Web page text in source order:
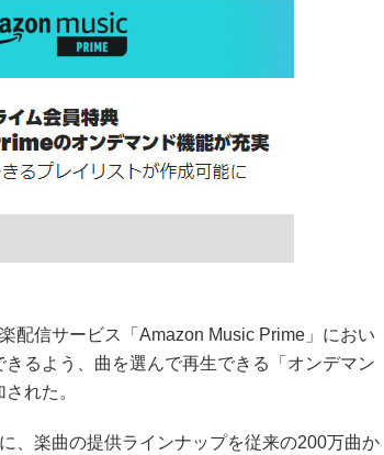
配信サービス「Amazon Music Prime」におい
るよう、曲を選んで再生できる「オンデマン
れた。
、楽曲の提供ラインナップを従来の200万曲か